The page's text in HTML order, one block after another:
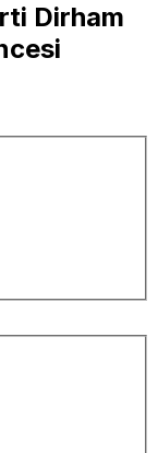
Dirham